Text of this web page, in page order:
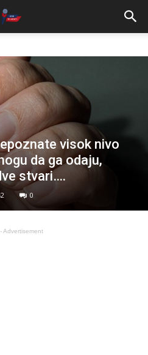
visok nivo
da ga odaju,
stvari….
0
Advertisement